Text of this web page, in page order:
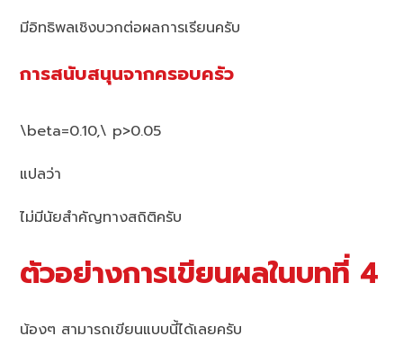
มีอิทธิพลเชิงบวกต่อผลการเรียนครับ
การสนับสนุนจากครอบครัว
\beta=0.10,\ p>0.05
แปลว่า
ไม่มีนัยสำคัญทางสถิติครับ
ตัวอย่างการเขียนผลในบทที่ 4
น้องๆ สามารถเขียนแบบนี้ได้เลยครับ